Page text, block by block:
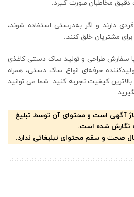
دقیق مخاطبان صورت گیرد.
دارند و اگر به‌درستی استفاده شوند،
برای مشتریان خلق کنند.
سفارش طراحی و تولید ساک دستی کاغذی
حرفه‌ای انواع ساک دستی، همراه
کیفیت تجربه کنید. شما می توانید
آگهی است و محتوای آن توسط تبلیغ
نگارش شده است.
صحت و سقم محتوای تبلیغاتی ندارد.